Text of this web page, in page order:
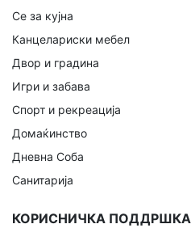
Се за кујна
Канцелариски мебел
Двор и градина
Игри и забава
Спорт и рекреација
Домаќинство
Дневна Соба
Санитарија
КОРИСНИЧКА ПОДДРШКА